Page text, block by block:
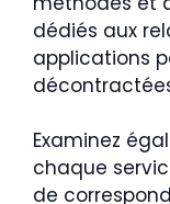
dédiés aux
applications
Examinez
chaque
de